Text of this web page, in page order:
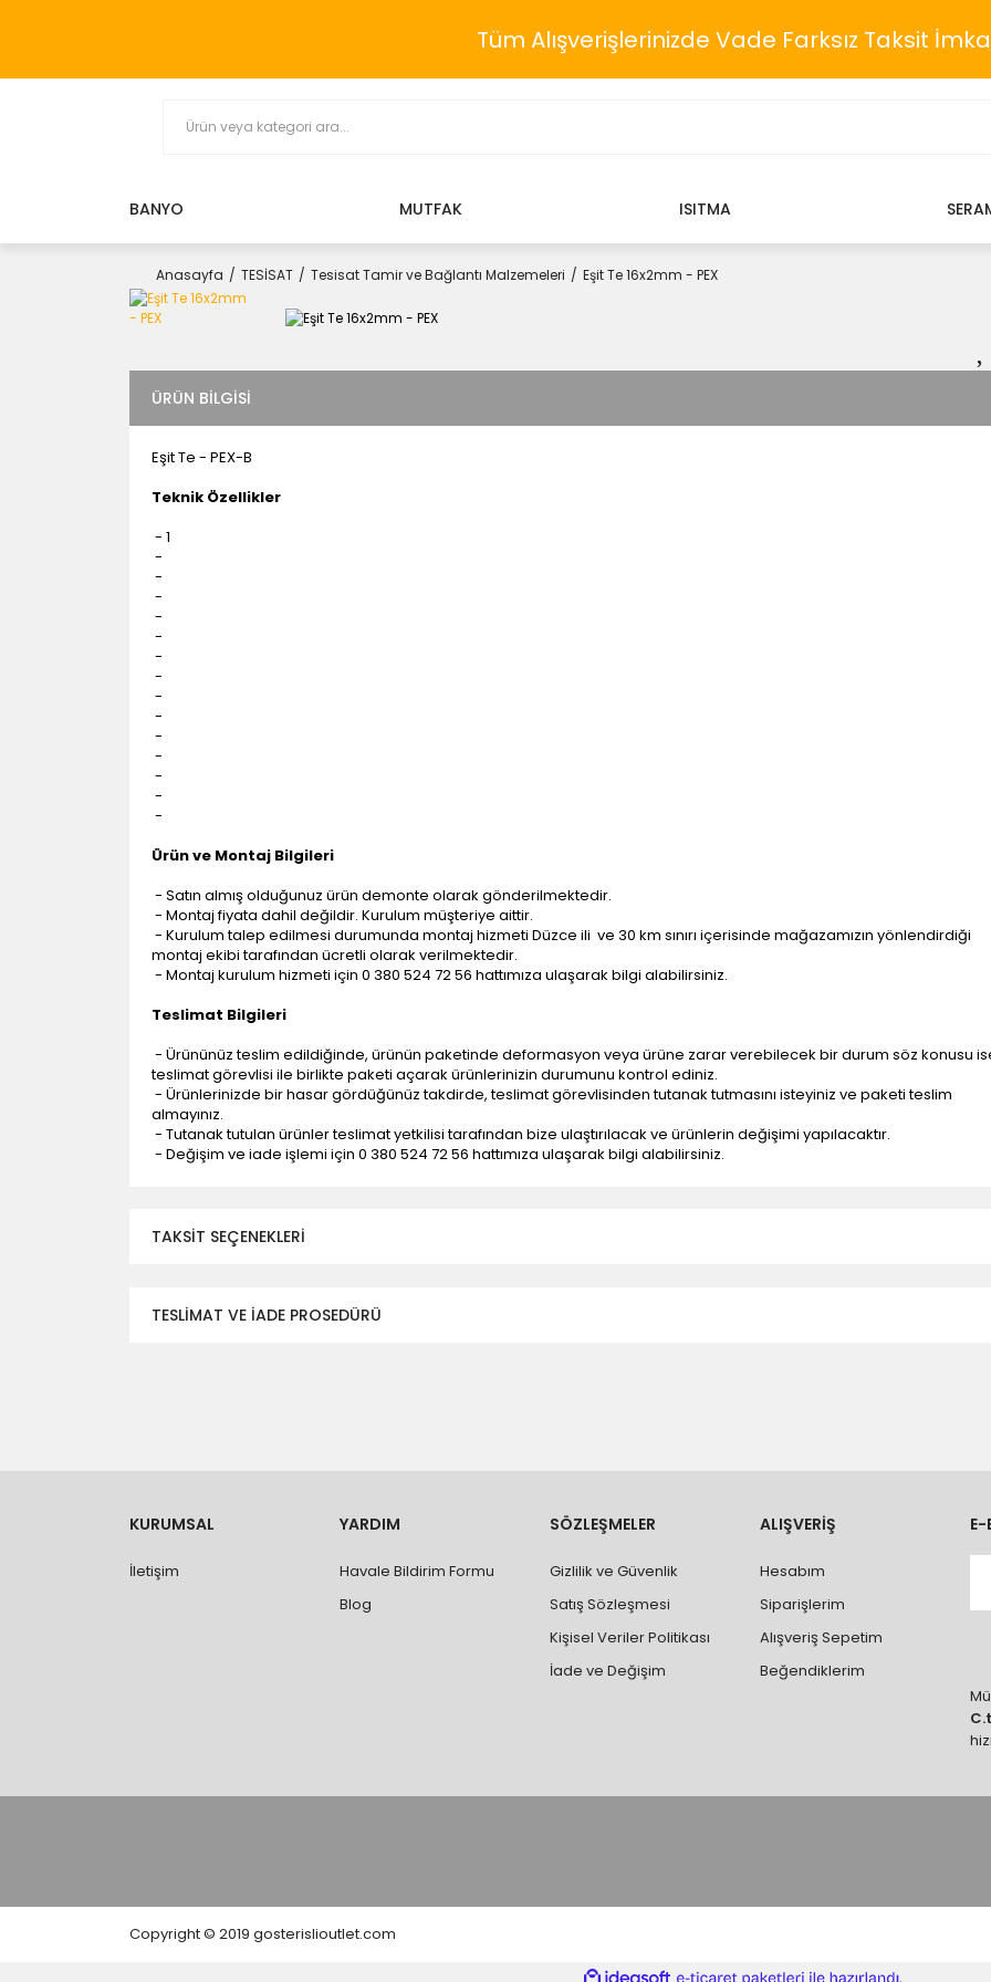
Tüm Alışverişlerinizde Vade Farksız Taksit
BANYO MUTFAK ISITMA
Anasayfa TESİSAT Tesisat Tamir ve Bağlantı Malzemeleri Eşit Te 16x2mm - PEX
ÜRÜN BILGISI
Eşit Te - PEX-B
Teknik Özellikler
- 1
-
-
-
-
-
-
-
-
-
-
-
-
-
-
Ürün ve Montaj Bilgileri
- Satın almış olduğunuz ürün demonte olarak gönderilmektedir.
- Montaj fiyata dahil değildir. Kurulum müşteriye aittir.
- Kurulum talep edilmesi durumunda montaj hizmeti Düzce ili ve 30 km sınırı içerisinde mağazamızın yönlendirdiği
montaj ekibi tarafından ücretli olarak verilmektedir.
- Montaj kurulum hizmeti için 0 380 524 72 56 hattımıza ulaşarak bilgi alabilirsiniz.
Teslimat Bilgileri
- Ürününüz teslim edildiğinde, ürünün paketinde deformasyon veya ürüne zarar verebilecek bir durum söz konusu
teslimat görevlisi ile birlikte paketi açarak ürünlerinizin durumunu kontrol ediniz.
- Ürünlerinizde bir hasar gördüğünüz takdirde, teslimat görevlisinden tutanak tutmasını isteyiniz ve paketi teslim
almayınız.
- Tutanak tutulan ürünler teslimat yetkilisi tarafından bize ulaştırılacak ve ürünlerin değişimi yapılacaktır.
- Değişim ve iade işlemi için 0 380 524 72 56 hattımıza ulaşarak bilgi alabilirsiniz.
TAKSIT SEÇENEKLERI
TESLİMAT VE İADE PROSEDÜRÜ
- Özel sipariş ürünlerde ölçü, ebat, yükseklik vb. hatalar yüzünden onaylanmış siparişler iade alınmaz veya
değiştirilmez.
- Vitrifiye, tekne, küvet, kabin, banyo dolabı vb. ürünlerin siparişini vermeden önce ürünlerin montajını yapacak
kişi veya firmaya mutlaka ölçü ve ebat kontrolü yaptırınız.
KURUMSAL
İletişim
YARDIM
Havale Bildirim Formu
Blog
SÖZLEŞMELER
Gizlilik ve Güvenlik
Satış Sözleşmesi
Kişisel Veriler Politikası
İade ve Değişim
ALIŞVERİŞ
Hesabım
Siparişlerim
Alışveriş Sepetim
Beğendiklerim
E-
Copyright © 2019 gosterislioutlet.com
ideasoft e-